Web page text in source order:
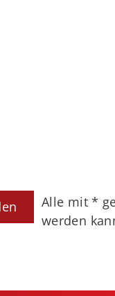
Alle mit*
werden